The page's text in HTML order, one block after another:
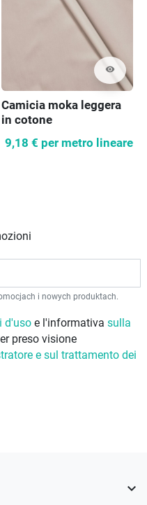
visibility
Camicia moka leggera
in cotone
9,18 € per metro lineare
i nowych produktach.
d'uso e l'informativa sulla
preso visione
e sul trattamento dei
